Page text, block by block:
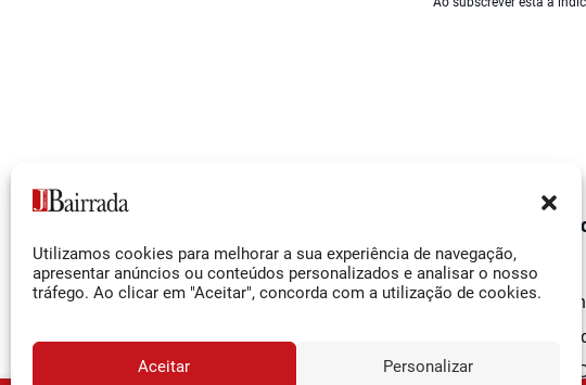
Utilizamos cookies para melhorar a sua experiência de navegação,
apresentar anúncios ou conteúdos personalizados e analisar o nosso
tráfego. Ao clicar em "Aceitar", concorda com a utilização de cookies.
Aceitar Personalizar
Facebook
Instagram
YouTube
O
Contactos
Ficha
Estatuto
Termos e